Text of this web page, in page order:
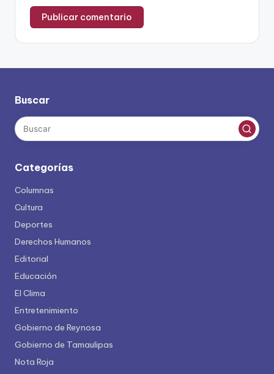
Buscar
Categorías
Columnas
Cultura
Deportes
Derechos Humanos
Editorial
Educación
El Clima
Entretenimiento
Gobierno de Reynosa
Gobierno de Tamaulipas
Nota Roja